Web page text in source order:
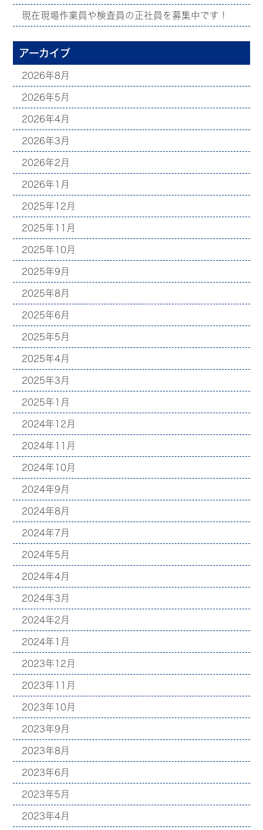
現在現場作業員や検査員の正社員を募集中です！
アーカイブ
2026年8月
2026年5月
2026年4月
2026年3月
2026年2月
2026年1月
2025年12月
2025年11月
2025年10月
2025年9月
2025年8月
2025年6月
2025年5月
2025年4月
2025年3月
2025年1月
2024年12月
2024年11月
2024年10月
2024年9月
2024年8月
2024年7月
2024年5月
2024年4月
2024年3月
2024年2月
2024年1月
2023年12月
2023年11月
2023年10月
2023年9月
2023年8月
2023年6月
2023年5月
2023年4月